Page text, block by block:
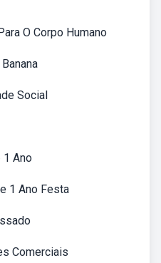
O Corpo Humano
Social
1 Ano
1 Ano Festa
Comerciais